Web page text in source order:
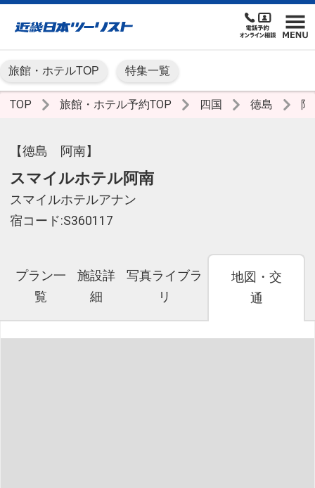
旅館・ホテルTOP 特集一覧
TOP 旅館・ホテル予約TOP 四国 徳島
【徳島 阿南】
スマイルホテル阿南
スマイルホテルアナン
宿コード:S360117
プラン一
覧
施設詳
細
写真ライブラ
リ
地図・交
通